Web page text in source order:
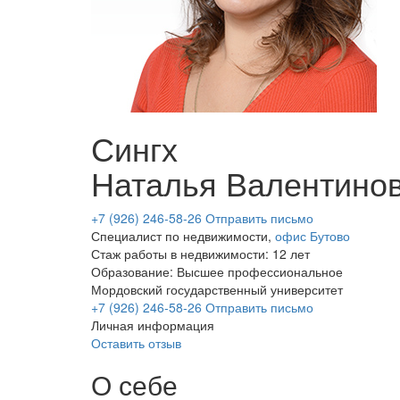
Сингх
Наталья
+7 (926) 246-58-26 Отправить письмо
Специалист по недвижимости, офис Бутово
Стаж работы в недвижимости: 12 лет
Образование: Высшее профессиональное
Мордовский государственный университет
+7 (926) 246-58-26 Отправить письмо
Личная информация
Оставить отзыв
О себе